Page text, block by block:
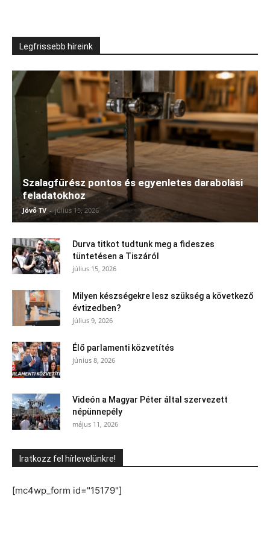
Legfrissebb híreink
Szalagfűrész pontos és egyenletes darabolási
feladatokhoz
Jövő TV - július 15, 2026
Durva titkot tudtunk meg a fideszes
tüntetésen a Tiszáról
július 15, 2026
Milyen készségekre lesz szükség a következő
évtizedben?
július 9, 2026
Élő parlamenti közvetítés
június 8, 2026
Videón a Magyar Péter által szervezett
népünnepély
május 11, 2026
Iratkozz fel hírlevelünkre!
[mc4wp_form id="15179"]